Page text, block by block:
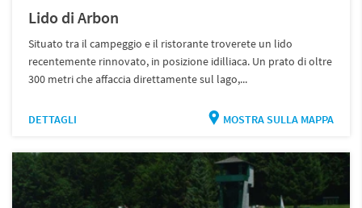
Lido di Arbon
Situato tra il campeggio e il ristorante troverete un lido
recentemente rinnovato, in posizione idilliaca. Un prato di oltre
300 metri che affaccia direttamente sul lago,...
DETTAGLI MOSTRA SULLA MAPPA